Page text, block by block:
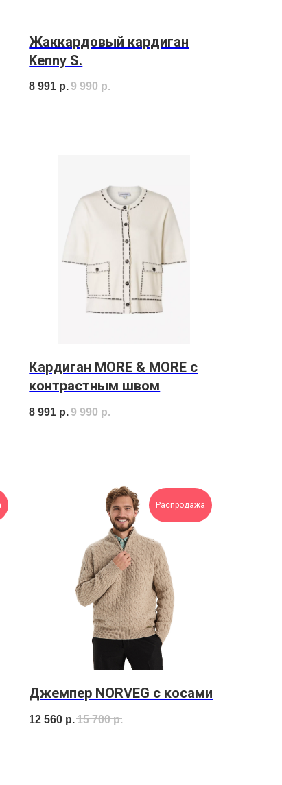
Жаккардовый кардиган
Kenny S.
8 991 р.9 990 р.
Кардиган MORE & MORE с
контрастным швом
8 991 р.9 990 р.
Распродажа
Джемпер NORVEG с косами
12 560 р.15 700 р.